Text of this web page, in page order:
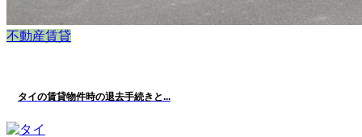
不動産賃貸
タイの賃貸物件時の退去手続きと...